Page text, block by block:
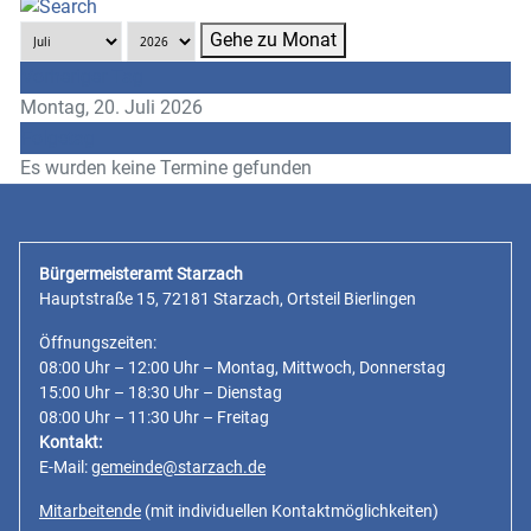
Gehe zu Monat
Montag, 20. Juli 2026
Es wurden keine Termine gefunden
Bürgermeisteramt Starzach
Hauptstraße 15, 72181 Starzach, Ortsteil Bierlingen
Öffnungszeiten:
08:00 Uhr – 12:00 Uhr – Montag, Mittwoch, Donnerstag
15:00 Uhr – 18:30 Uhr – Dienstag
08:00 Uhr – 11:30 Uhr – Freitag
Kontakt:
E-Mail:gemeinde@starzach.de
Mitarbeitende (mit individuellen Kontaktmöglichkeiten)